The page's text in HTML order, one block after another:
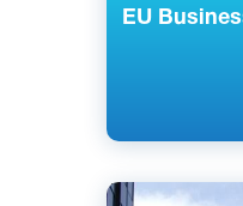
EU
Английский